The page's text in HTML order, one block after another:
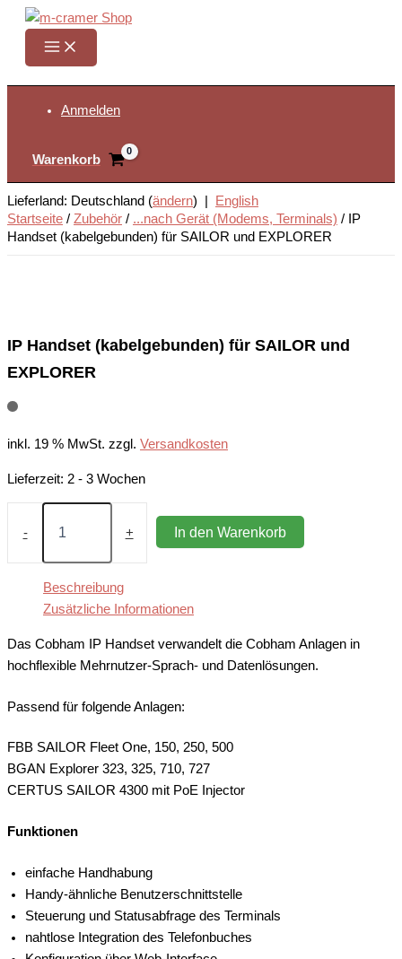
Zum
springen
Anmelden
Warenkorb
Lieferland: Deutschland (ändern) |
English
Startseite / Zubehör / ...nach Gerät (Modems, Terminals) /
IP
Handset (kabelgebunden) für SAILOR und EXPLORER
IP Handset (kabelgebunden) für SAILOR und
EXPLORER
inkl. 19 % MwSt. zzgl. Versandkosten
Lieferzeit: 2 - 3 Wochen
-
für
SAILOR
EXPLORER
Menge
+ In den Warenkorb
Beschreibung
Zusätzliche Informationen
Das Cobham IP Handset verwandelt die Cobham Anlagen in
hochflexible Mehrnutzer-Sprach- und Datenlösungen.
Passend für folgende Anlagen:
FBB SAILOR Fleet One, 150, 250, 500
BGAN Explorer 323, 325, 710, 727
CERTUS SAILOR 4300 mit PoE Injector
Funktionen
einfache Handhabung
Handy-ähnliche Benutzerschnittstelle
Steuerung und Statusabfrage des Terminals
nahtlose Integration des Telefonbuches